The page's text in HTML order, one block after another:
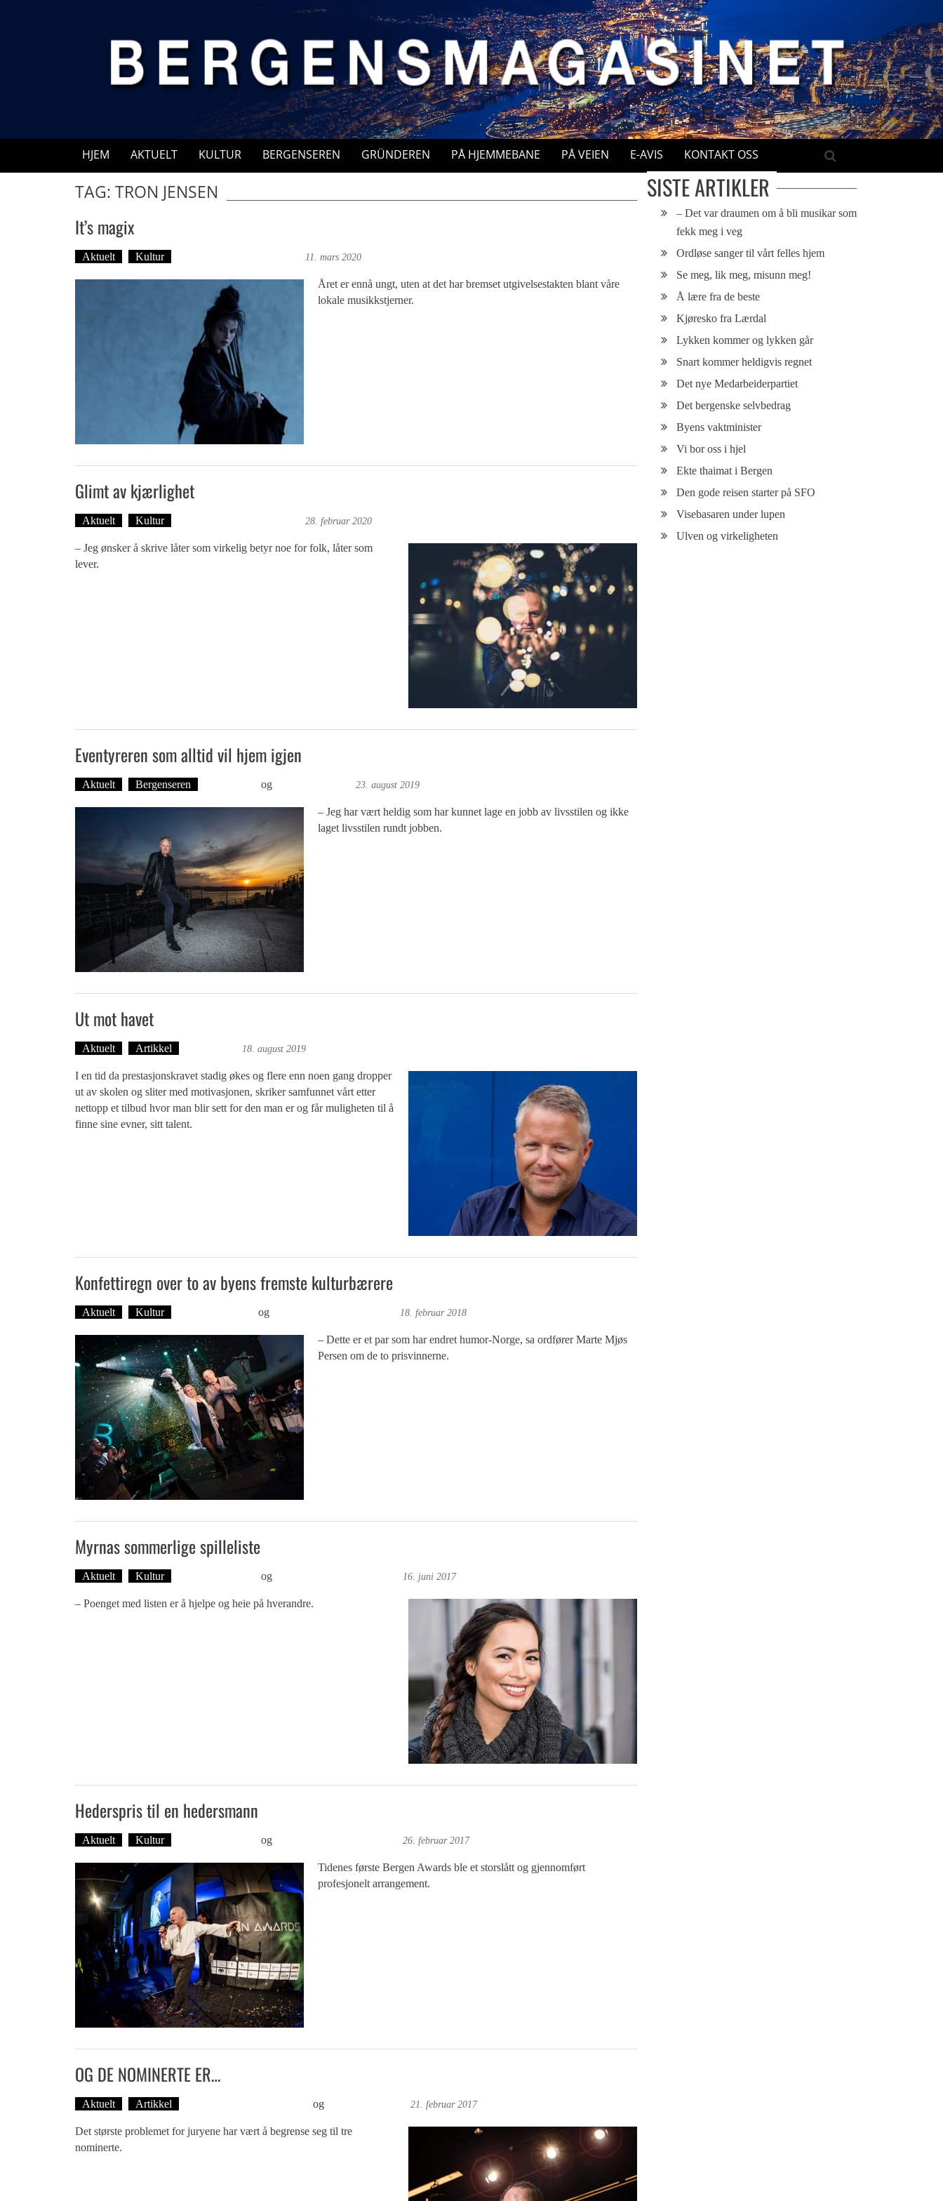
HJEM AKTUELT KULTUR BERGENSEREN GRÜNDEREN PÅ HJEMMEBANE PÅ VEIEN E-AVIS KONTAKT OSS
TAG: TRON JENSEN
It’s magix
Aktuelt Kultur 11. mars 2020
Året er ennå ungt, uten at det har bremset utgivelsestakten blant våre
lokale musikkstjerner.
Glimt av kjærlighet
Aktuelt Kultur 28. februar 2020
– Jeg ønsker å skrive låter som virkelig betyr noe for folk, låter som
lever.
Eventyreren som alltid vil hjem igjen
Aktuelt Bergenseren og 23. august 2019
– Jeg har vært heldig som har kunnet lage en jobb av livsstilen og ikke
laget livsstilen rundt jobben.
Ut mot havet
Aktuelt Artikkel 18. august 2019
I en tid da prestasjonskravet stadig økes og flere enn noen gang dropper
ut av skolen og sliter med motivasjonen, skriker samfunnet vårt etter
nettopp et tilbud hvor man blir sett for den man er og får muligheten til å
finne sine evner, sitt talent.
Konfettiregn over to av byens fremste kulturbærere
Aktuelt Kultur og 18. februar 2018
– Dette er et par som har endret humor-Norge, sa ordfører Marte Mjøs
Persen om de to prisvinnerne.
Myrnas sommerlige spilleliste
Aktuelt Kultur og 16. juni 2017
– Poenget med listen er å hjelpe og heie på hverandre.
Hederspris til en hedersmann
Aktuelt Kultur og 26. februar 2017
Tidenes første Bergen Awards ble et storslått og gjennomført
profesjonelt arrangement.
OG DE NOMINERTE ER…
Aktuelt Artikkel og 21. februar 2017
Det største problemet for juryene har vært å begrense seg til tre
nominerte.
SISTE ARTIKLER
– Det var draumen om å bli musikar som
fekk meg i veg
Ordløse sanger til vårt felles hjem
Se meg, lik meg, misunn meg!
Å lære fra de beste
Kjøresko fra Lærdal
Lykken kommer og lykken går
Snart kommer heldigvis regnet
Det nye Medarbeiderpartiet
Det bergenske selvbedrag
Byens vaktminister
Vi bor oss i hjel
Ekte thaimat i Bergen
Den gode reisen starter på SFO
Visebasaren under lupen
Ulven og virkeligheten